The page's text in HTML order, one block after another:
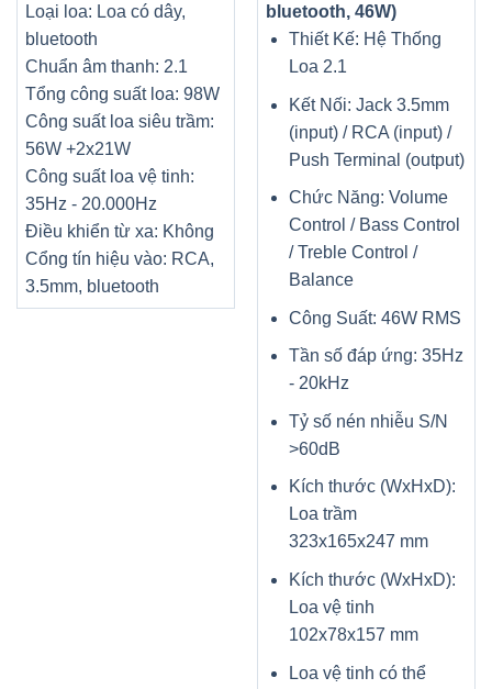
Loại loa: Loa có dây,
bluetooth
Chuẩn âm thanh: 2.1
Tổng công suất loa: 98W
Công suất loa siêu trầm:
56W +2x21W
Công suất loa vệ tinh:
35Hz - 20.000Hz
Điều khiển từ xa: Không
Cổng tín hiệu vào: RCA,
3.5mm, bluetooth
bluetooth, 46W)
Thiết Kế: Hệ Thống
Loa 2.1
Kết Nối: Jack 3.5mm
(input) / RCA (input) /
Push Terminal (output)
Chức Năng: Volume
Control / Bass Control
/ Treble Control /
Balance
Công Suất: 46W RMS
Tần số đáp ứng: 35Hz
- 20kHz
Tỷ số nén nhiễu S/N
>60dB
Kích thước (WxHxD):
Loa trầm
323x165x247 mm
Kích thước (WxHxD):
Loa vệ tinh
102x78x157 mm
Loa vệ tinh có thể